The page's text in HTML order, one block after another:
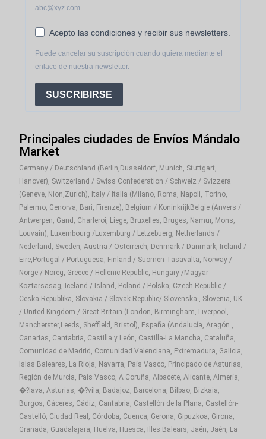
abc@xyz.com
Acepto las condiciones y recibir sus newsletters.
Puede cancelar su suscripción cuando quiera mediante el
enlace de nuestra newsletter.
SUSCRIBIRSE
Principales ciudades de Envíos Mándalo
Market
Germany / Deutschland (Berlin,Dusseldorf, Munich, Stuttgart,
Hanover), Switzerland / Swiss Confederation / Schweiz / Svizzera
(Geneve, Nion,Zurich), Italy / Italia (Milano, Roma, Napoli, Torino,
Palermo, Genorva, Bari, Firenze), Belgium / KoninkrijkBelgie (Anvers /
Antwerpen, Gand, Charleroi, Liege, Bruxelles, Bruges, Namur, Mons,
Louvain), Luxembourg /Luxemburg / Letzebuerg, Netherlands /
Nederland, Sweden, Austria / Osterreich, Denmark / Danmark, Ireland /
Eire,Portugal / Portuguesa, Finland / Suomen Tasavalta, Norway /
Norge / Noreg, Greece / Hellenic Republic, Hungary /Magyar
Koztarsasag, Iceland / Island, Poland / Polska, Czech Republic /
Ceska Republika, Slovakia / Slovak Republic/ Slovenska , Slovenia, UK
/ United Kingdom / Great Britain (London, Birmingham, Liverpool,
Mancherster,Leeds, Sheffield, Bristol), España (Andalucía, Aragón ,
Canarias, Cantabria, Castilla y León, Castilla-La Mancha, Cataluña,
Comunidad de Madrid, Comunidad Valenciana, Extremadura, Galicia,
Islas Baleares, La Rioja, Navarra, País Vasco, Principado de Asturias,
Región de Murcia, País Vasco, A Coruña, Albacete, Alicante, Almería,
�?lava, Asturias, �?vila, Badajoz, Barcelona, Bilbao, Bizkaia,
Burgos, Cáceres, Cádiz, Cantabria, Castellón de la Plana, Castellón-
Castelló, Ciudad Real, Córdoba, Cuenca, Gerona, Gipuzkoa, Girona,
Granada, Guadalajara, Huelva, Huesca, Illes Balears, Jaén, Jaén, La